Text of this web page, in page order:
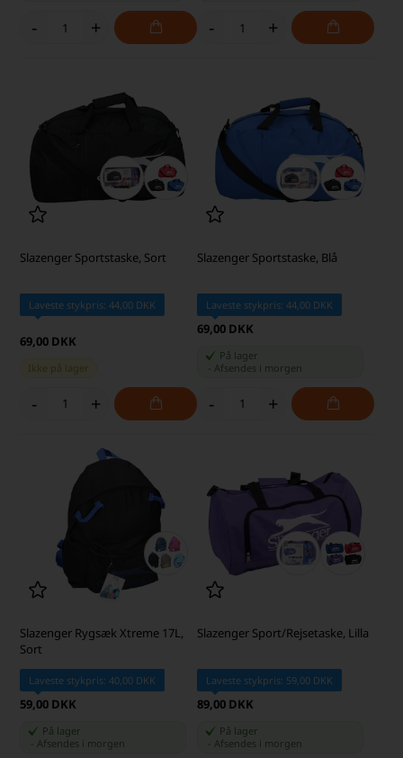
- + - +
Slazenger Sportstaske, Sort
Laveste stykpris: 44,00 DKK
69,00 DKK
Ikke på lager
- +
Slazenger Sportstaske, Blå
Laveste stykpris: 44,00 DKK
69,00 DKK
På lager
Afsendes i morgen
- +
Slazenger Rygsæk Xtreme 17L,
Sort
Laveste stykpris: 40,00 DKK
59,00 DKK
På lager
-Afsendes i morgen
Slazenger Sport/Rejsetaske, Lilla
Laveste stykpris: 59,00 DKK
89,00 DKK
På lager
Afsendes i morgen